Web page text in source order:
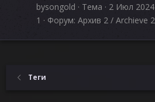
bysongold
Тема 2 Июл 2024
1
Форум: Архив 2 / Archieve 2
Теги